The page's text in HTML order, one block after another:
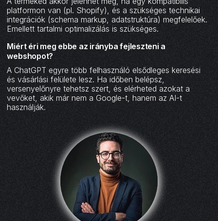
platformon van (pl. Shopify), és a szükséges technikai
integrációk (schema markup, adatstruktúra) megfelelőek.
Emellett tartalmi optimalizálás is szükséges.
Miért éri meg ebbe az irányba fejleszteni a
webshopot?
A ChatGPT egyre több felhasználó elsődleges keresési
és vásárlási felülete lesz. Ha időben belépsz,
versenyelőnyre tehetsz szert, és elérheted azokat a
vevőket, akik már nem a Google-t, hanem az AI-t
használják.